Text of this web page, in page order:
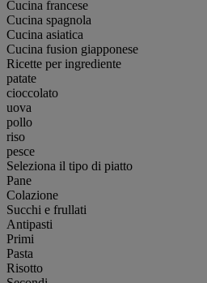
Cucina francese
Cucina spagnola
Cucina asiatica
Cucina fusion giapponese
Ricette per ingrediente
patate
cioccolato
uova
pollo
riso
pesce
Seleziona il tipo di piatto
Pane
Colazione
Succhi e frullati
Antipasti
Primi
Pasta
Risotto